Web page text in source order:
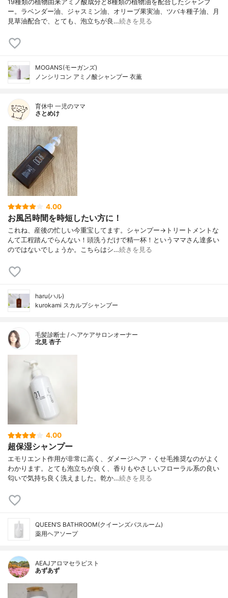
19種類の植物由来アミノ酸成分と8種類の植物油を配合したシャンプ
ー。ラベンダー油、ジャスミン油、オリーブ果実油、ツバキ種子油、月
見草油配合で、とても、泡立ちが良…続きを見る
MOGANS(モーガンズ)
ノンシリコン アミノ酸シャンプー 衣薫
育休中 一児のママ
さとめけ
4.00
お風呂時間を時短したい方に！
これね、産後の忙しい今重宝してます。シャンプー→トリートメントな
んて工程踏んでらんない！頭洗うだけで精一杯！というママさん達多い
のではないでしょうか。こちらはシ…続きを見る
haru(ハル)
kurokami スカルプシャンプー
毛髪診断士 / ヘアケアサロンオーナー
北見 杏子
4.00
超保湿シャンプー
エモリエント作用が非常に高く、ダメージヘア・くせ毛推奨なのがよく
わかります。とても泡立ちが良く、香りもやさしいフローラル系の良い
匂いで気持ち良く洗えました。乾か…続きを見る
QUEEN’S BATHROOM(クイーンズバスルーム)
薬用ヘアソープ
AEAJアロマセラピスト
あずあず